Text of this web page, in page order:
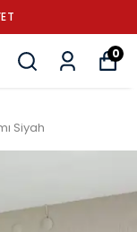
0
Siyah